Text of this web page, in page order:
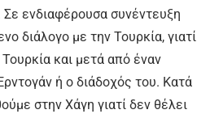
Σε ενδιαφέρουσα συνέντευξη
διάλογο με την Τουρκία, γιατί
και μετά από έναν
ή ο διάδοχός του. Κατά
στην Χάγη γιατί δεν θέλει